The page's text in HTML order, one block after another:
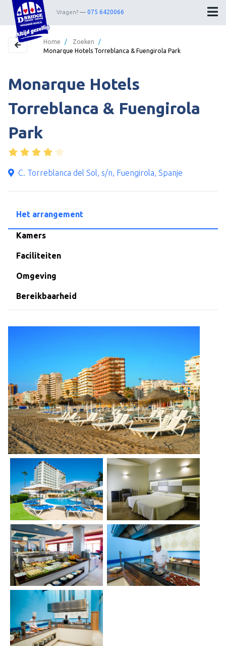
Vragen? 075 6420066
Webshop
Nieuwsbrief
Contact
Over Dekker-Bridge
Home / Zoeken
/
Monarque Hotels Torreblanca & Fuengirola Park
Monarque Hotels
Torreblanca & Fuengirola
Park
C. Torreblanca del Sol, s/n, Fuengirola, Spanje
Het arrangement
Kamers
Faciliteiten
Omgeving
Bereikbaarheid